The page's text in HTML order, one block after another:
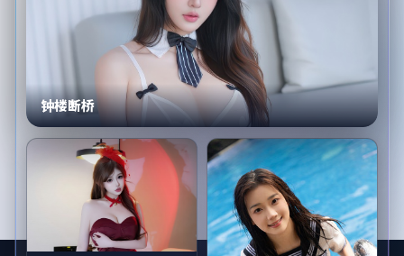
钟楼断桥